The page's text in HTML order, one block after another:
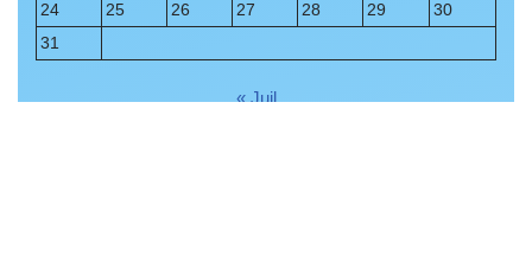
24
25 26 27 28 29
30
31
« Juil